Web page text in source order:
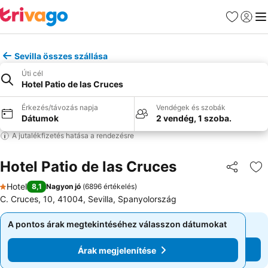
Kedvencek
Sevilla összes szállása
Úti cél
Hotel Patio de las Cruces
Érkezés/távozás napja
Dátumok
Vendégek és szobák
2 vendég, 1 szoba.
A jutalékfizetés hatása a rendezésre
Hotel Patio de las Cruces
1 Kategória
Hotel 8,1 Nagyon jó (6896 értékelés)
C. Cruces, 10, 41004, Sevilla, Spanyolország
A pontos árak megtekintéséhez válasszon dátumokat
Árak megjelenítése
A pontos árak megtekintéséhez válasszon dátumokat
Árak megjelenítése